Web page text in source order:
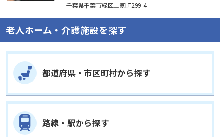
千葉県千葉市緑区土気町299-4
老人ホーム・介護施設を探す
都道府県・市区町村から探す
路線・駅から探す